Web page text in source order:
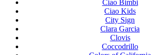
Ciao Bimbi
Ciao Kids
City Sign
Clara Garcia
Clovis
Coccodrillo